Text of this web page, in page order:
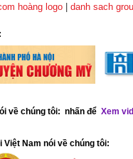
hoàng logo danh sach
:
về chúng tôi: nhấn để Xem
Việt Nam nói về chúng tôi: